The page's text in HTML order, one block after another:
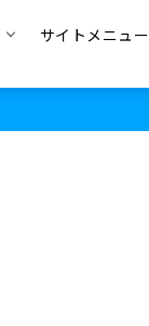
サイトメニュー